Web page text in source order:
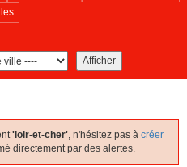
'loir-et-cher', n'hésitez pas à créer
directement par des alertes.